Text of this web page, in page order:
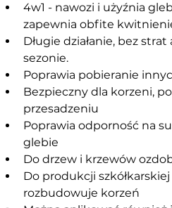
4w1 - nawozi i użyźnia
zapewnia obfite
Długie działanie, bez
sezonie.
Poprawia pobieranie
Bezpieczny dla korzeni,
przesadzeniu
Poprawia odporność na
glebie
Do drzew i krzewów
Do produkcji
rozbudowuje korzeń